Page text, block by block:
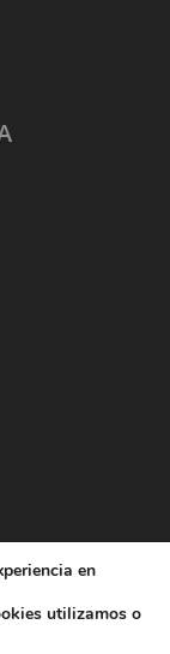
en
utilizamos o